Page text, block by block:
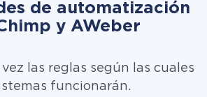
de automatización
y AWeber
las reglas según las cuales
funcionarán.